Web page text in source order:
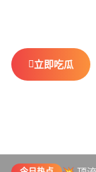
立即吃瓜